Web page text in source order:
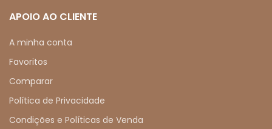
APOIO AO CLIENTE
A minha conta
Favoritos
Comparar
Política de Privacidade
Condições e Políticas de Venda